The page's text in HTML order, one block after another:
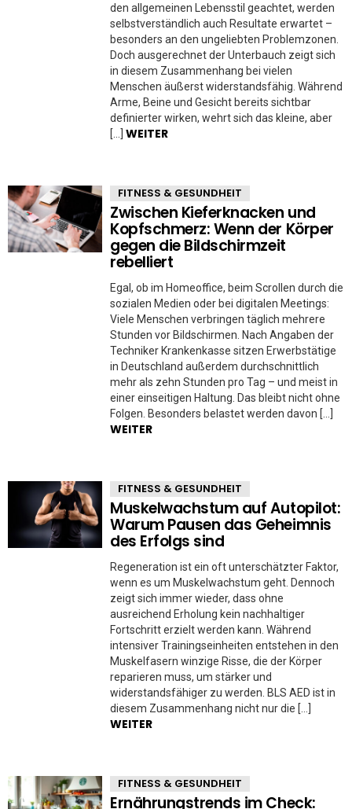
den allgemeinen Lebensstil geachtet, werden
selbstverständlich auch Resultate erwartet –
besonders an den ungeliebten Problemzonen.
Doch ausgerechnet der Unterbauch zeigt sich
in diesem Zusammenhang bei vielen
Menschen äußerst widerstandsfähig. Während
Arme, Beine und Gesicht bereits sichtbar
definierter wirken, wehrt sich das kleine, aber
[…] WEITER
FITNESS & GESUNDHEIT
Zwischen Kieferknacken und
Kopfschmerz: Wenn der Körper
gegen die Bildschirmzeit
rebelliert
Egal, ob im Homeoffice, beim Scrollen durch die
sozialen Medien oder bei digitalen Meetings:
Viele Menschen verbringen täglich mehrere
Stunden vor Bildschirmen. Nach Angaben der
Techniker Krankenkasse sitzen Erwerbstätige
in Deutschland außerdem durchschnittlich
mehr als zehn Stunden pro Tag – und meist in
einer einseitigen Haltung. Das bleibt nicht ohne
Folgen. Besonders belastet werden davon […]
WEITER
FITNESS & GESUNDHEIT
Muskelwachstum auf Autopilot:
Warum Pausen das Geheimnis
des Erfolgs sind
Regeneration ist ein oft unterschätzter Faktor,
wenn es um Muskelwachstum geht. Dennoch
zeigt sich immer wieder, dass ohne
ausreichend Erholung kein nachhaltiger
Fortschritt erzielt werden kann. Während
intensiver Trainingseinheiten entstehen in den
Muskelfasern winzige Risse, die der Körper
reparieren muss, um stärker und
widerstandsfähiger zu werden. BLS AED ist in
diesem Zusammenhang nicht nur die […]
WEITER
FITNESS & GESUNDHEIT
Ernährungstrends im Check: